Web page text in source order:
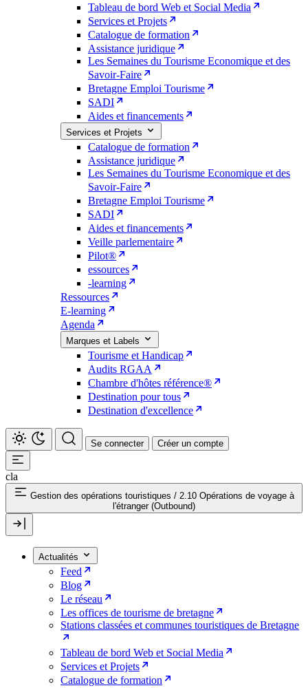
Tableau de bord Web et Social Media
Services et Projets
Catalogue de formation
Assistance juridique
Les Semaines du Tourisme Economique et des
Savoir-Faire
Bretagne Emploi Tourisme
SADI
Aides et financements
Services et Projets
Catalogue de formation
Assistance juridique
Les Semaines du Tourisme Economique et des
Savoir-Faire
Bretagne Emploi Tourisme
SADI
Aides et financements
Veille parlementaire
Pilot®
essources
-learning
Ressources
E-learning
Agenda
Marques et Labels
Tourisme et Handicap
Audits RGAA
Chambre d'hôtes référence®
Destination pour tous
Destination d'excellence
Se connecter Créer un compte
cla
Gestion des opérations touristiques / 2.10 Opérations de voyage à
l'étranger (Outbound)
Actualités
Feed
Blog
Le réseau
Les offices de tourisme de bretagne
Stations classées et communes touristiques de Bretagne
Tableau de bord Web et Social Media
Services et Projets
Catalogue de formation